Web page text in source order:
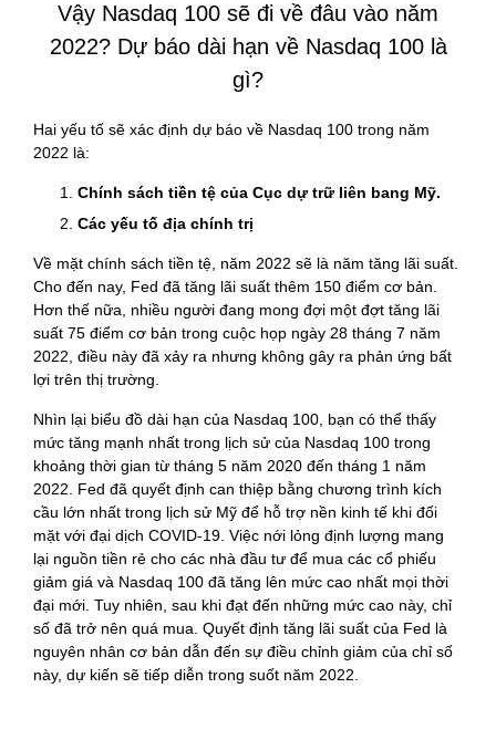
Vậy Nasdaq 100 sẽ đi về đâu vào năm
2022? Dự báo dài hạn về Nasdaq 100 là
gì?
Hai yếu tố sẽ xác định dự báo về Nasdaq 100 trong năm
2022 là:
Chính sách tiền tệ của Cục dự trữ liên bang Mỹ.
Các yếu tố địa chính trị
Về mặt chính sách tiền tệ, năm 2022 sẽ là năm tăng lãi suất.
Cho đến nay, Fed đã tăng lãi suất thêm 150 điểm cơ bản.
Hơn thế nữa, nhiều người đang mong đợi một đợt tăng lãi
suất 75 điểm cơ bản trong cuộc họp ngày 28 tháng 7 năm
2022, điều này đã xảy ra nhưng không gây ra phản ứng bất
lợi trên thị trường.
Nhìn lại biểu đồ dài hạn của Nasdaq 100, bạn có thể thấy
mức tăng mạnh nhất trong lịch sử của Nasdaq 100 trong
khoảng thời gian từ tháng 5 năm 2020 đến tháng 1 năm
2022. Fed đã quyết định can thiệp bằng chương trình kích
cầu lớn nhất trong lịch sử Mỹ để hỗ trợ nền kinh tế khi đối
mặt với đại dịch COVID-19. Việc nới lỏng định lượng mang
lại nguồn tiền rẻ cho các nhà đầu tư để mua các cổ phiếu
giảm giá và Nasdaq 100 đã tăng lên mức cao nhất mọi thời
đại mới. Tuy nhiên, sau khi đạt đến những mức cao này, chỉ
số đã trở nên quá mua. Quyết định tăng lãi suất của Fed là
nguyên nhân cơ bản dẫn đến sự điều chỉnh giảm của chỉ số
này, dự kiến sẽ tiếp diễn trong suốt năm 2022.